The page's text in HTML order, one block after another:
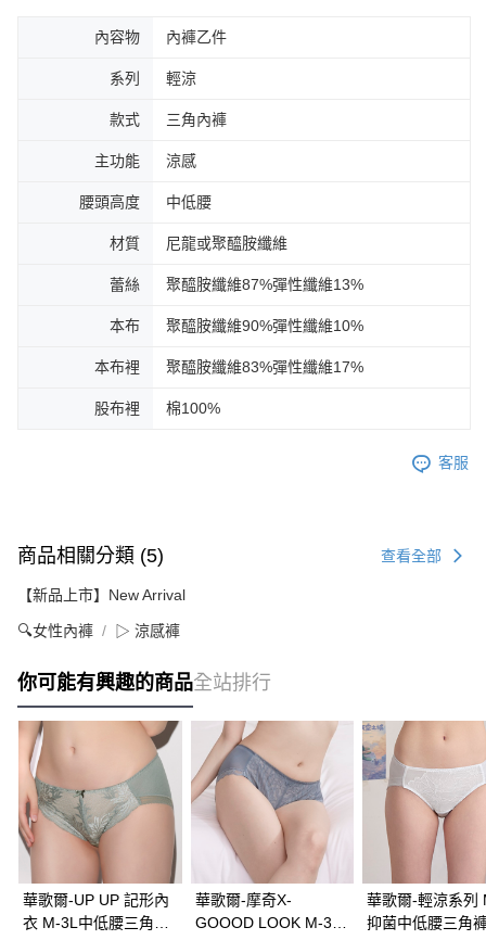
內容物 內褲乙件
系列 輕涼
款式 三角內褲
主功能 涼感
腰頭高度 中低腰
材質 尼龍或聚醯胺纖維
蕾絲 聚醯胺纖維87%彈性纖維13%
本布 聚醯胺纖維90%彈性纖維10%
本布裡 聚醯胺纖維83%彈性纖維17%
股布裡 棉100%
客服
商品相關分類 (5) 查看全部
【新品上市】New Arrival
🔍女性內褲 ▷ 涼感褲
你可能有興趣的商品全站排行
華歌爾-UP UP 記形內
衣 M-3L中低腰三角褲
華歌爾-摩奇X-
GOOOD LOOK M-3L
華歌爾-輕涼系列
抑菌中低腰三角